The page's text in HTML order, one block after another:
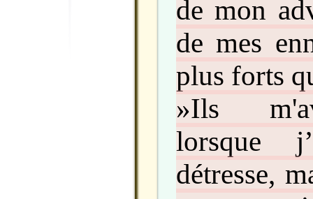
de mon
de mes
plus forts
»Ils
lorsque
détresse,